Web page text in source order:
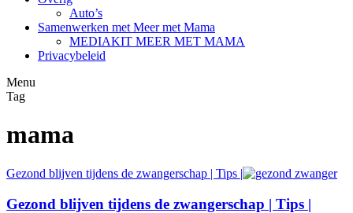
Auto’s
Samenwerken met Meer met Mama
MEDIAKIT MEER MET MAMA
Privacybeleid
Menu
Tag
mama
Gezond blijven tijdens de zwangerschap | Tips |
Gezond blijven tijdens de zwangerschap | Tips |